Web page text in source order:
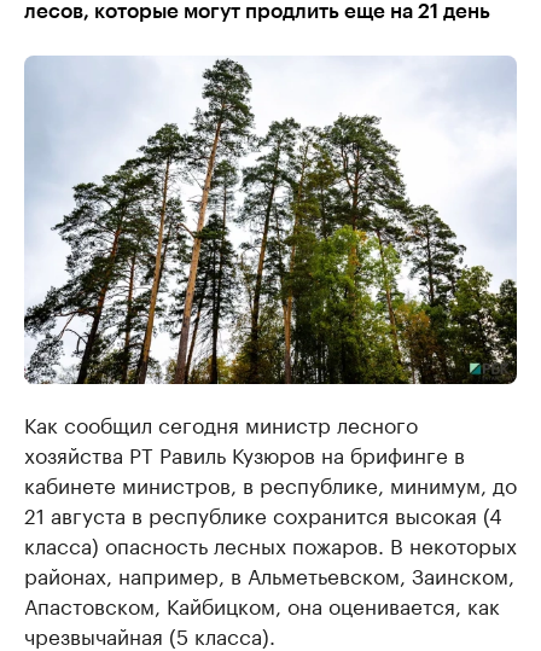
лесов, которые могут продлить еще на 21 день
Как сообщил сегодня министр лесного
хозяйства РТ Равиль Кузюров на брифинге в
кабинете министров, в республике, минимум, до
21 августа в республике сохранится высокая (4
класса) опасность лесных пожаров. В некоторых
районах, например, в Альметьевском, Заинском,
Апастовском, Кайбицком, она оценивается, как
чрезвычайная (5 класса).